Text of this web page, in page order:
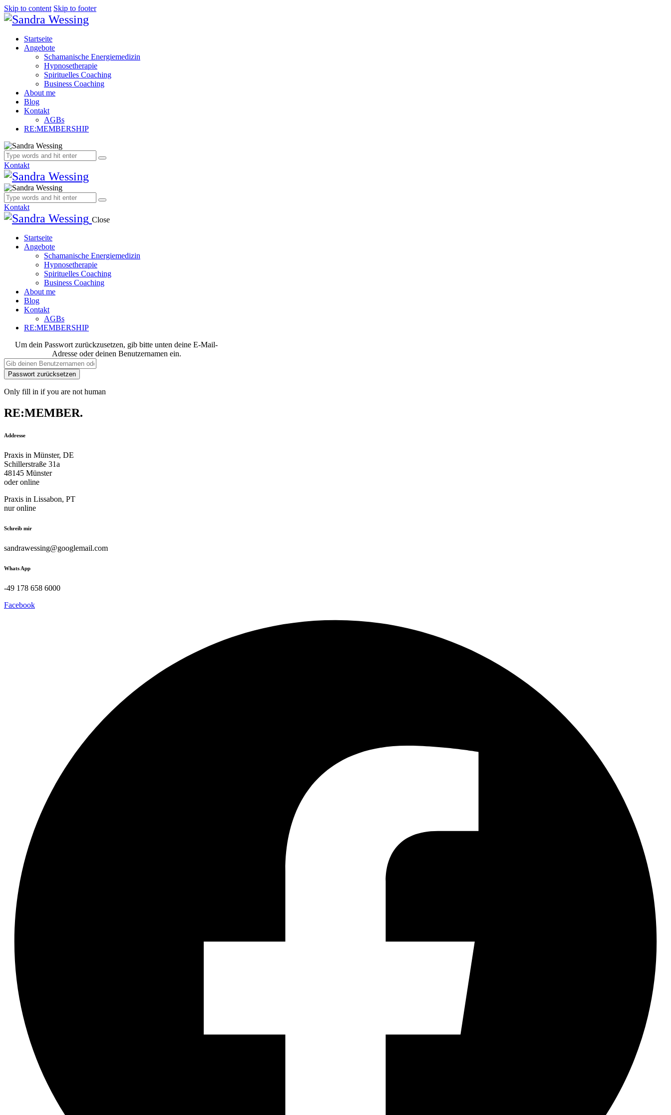
Skip to content Skip to footer
Startseite
Angebote
Schamanische Energiemedizin
Hypnosetherapie
Spirituelles Coaching
Business Coaching
About me
Blog
Kontakt
AGBs
RE:MEMBERSHIP
Kontakt
Kontakt
Close
Startseite
Angebote
Schamanische Energiemedizin
Hypnosetherapie
Spirituelles Coaching
Business Coaching
About me
Blog
Kontakt
AGBs
RE:MEMBERSHIP
Um dein Passwort zurückzusetzen, gib bitte unten deine E-Mail-
Adresse oder deinen Benutzernamen ein.
Only fill in if you are not human
RE:MEMBER.
Addresse
Praxis in Münster, DE
Schillerstraße 31a
48145 Münster
oder online
Praxis in Lissabon, PT
nur online
Schreib mir
sandrawessing@googlemail.com
Whats App
-49 178 658 6000
Facebook